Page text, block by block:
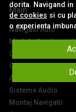
dorita. Navigand
de cookies si cu
o experienta
Main
Navigatii Auto
Module Carplay si
Ceasuri de Bord
Camere Auto
Accesorii Navigatii
Sisteme Audio
Montaj Navigatii